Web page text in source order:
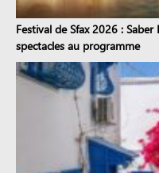
Festival de Sfax 2026 :
spectacles au programme